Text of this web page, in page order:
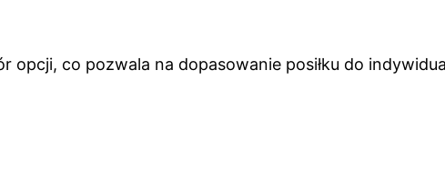
opcji, co pozwala na dopasowanie posiłku do